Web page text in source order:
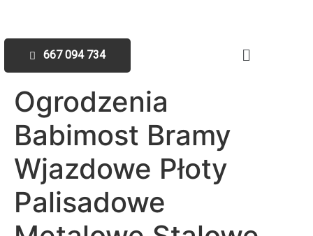
667 094 734
Ogrodzenia
Babimost Bramy
Wjazdowe Płoty
Palisadowe